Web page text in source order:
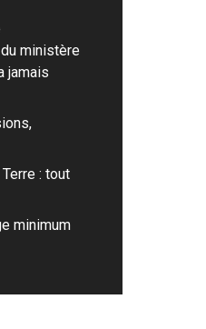
ministère
jamais
: tout
minimum